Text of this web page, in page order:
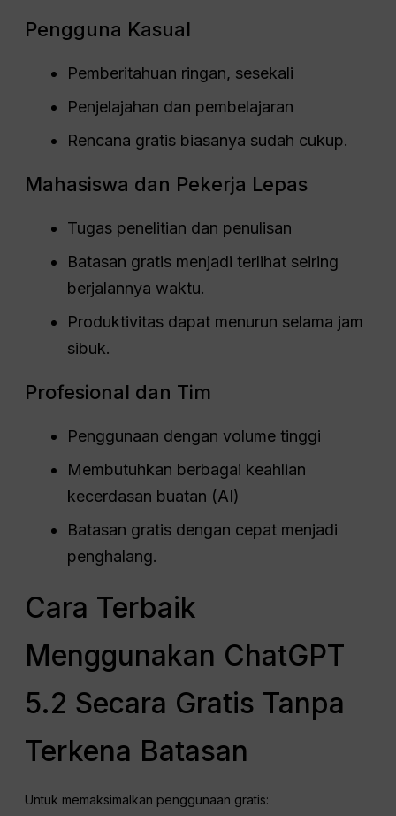
Pengguna Kasual
Pemberitahuan ringan, sesekali
Penjelajahan dan pembelajaran
Rencana gratis biasanya sudah cukup.
Mahasiswa dan Pekerja Lepas
Tugas penelitian dan penulisan
Batasan gratis menjadi terlihat seiring
berjalannya waktu.
Produktivitas dapat menurun selama jam
sibuk.
Profesional dan Tim
Penggunaan dengan volume tinggi
Membutuhkan berbagai keahlian
kecerdasan buatan (AI)
Batasan gratis dengan cepat menjadi
penghalang.
Cara Terbaik
Menggunakan ChatGPT
5.2 Secara Gratis Tanpa
Terkena Batasan
Untuk memaksimalkan penggunaan gratis: